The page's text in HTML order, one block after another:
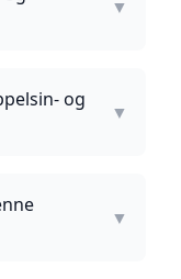
▼
og
▼
▼